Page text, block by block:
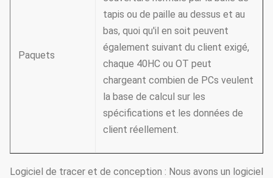
Paquets
tapis ou de paille au dessus et au
bas, quoi qu'il en soit peuvent
également suivant du client exigé,
chaque 40HC ou OT peut
chargeant combien de PCs veulent
la base de calcul sur les
spécifications et les données de
client réellement.
Logiciel de tracer et de conception : Nous avons un logiciel